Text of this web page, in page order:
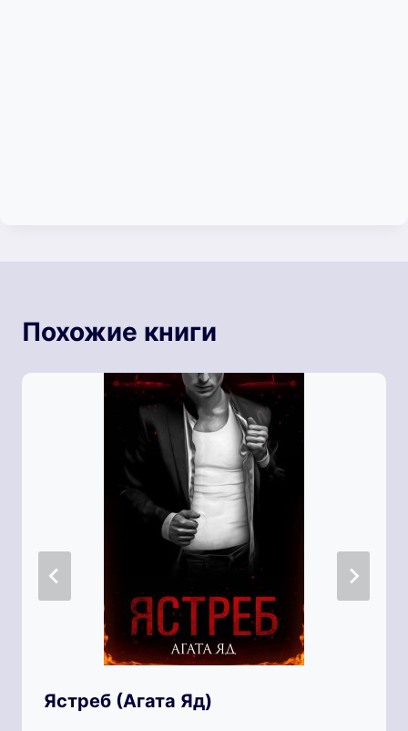
Похожие книги
Ястреб (Агата Яд)